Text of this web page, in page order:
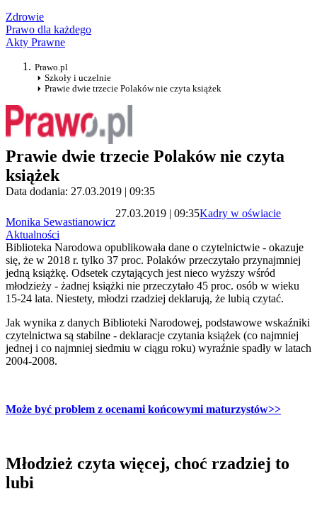
Zdrowie
Prawo dla każdego
Akty Prawne
Prawo.pl
Szkoły i uczelnie
Prawie dwie trzecie Polaków nie czyta książek
Prawie dwie trzecie Polaków nie czyta
książek
Data dodania: 27.03.2019 | 09:35
Monika Sewastianowicz
27.03.2019 | 09:35Kadry w oświacie
Aktualności
Biblioteka Narodowa opublikowała dane o czytelnictwie - okazuje
się, że w 2018 r. tylko 37 proc. Polaków przeczytało przynajmniej
jedną książkę. Odsetek czytających jest nieco wyższy wśród
młodzieży - żadnej książki nie przeczytało 45 proc. osób w wieku
15-24 lata. Niestety, młodzi rzadziej deklarują, że lubią czytać.
Jak wynika z danych Biblioteki Narodowej, podstawowe wskaźniki
czytelnictwa są stabilne - deklaracje czytania książek (co najmniej
jednej i co najmniej siedmiu w ciągu roku) wyraźnie spadły w latach
2004-2008.
Może być problem z ocenami końcowymi maturzystów>>
Młodzież czyta więcej, choć rzadziej to
lubi